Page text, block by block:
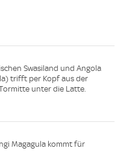
Swasiland und Angola
trifft per Kopf aus der
unter die Latte.
Magagula kommt für